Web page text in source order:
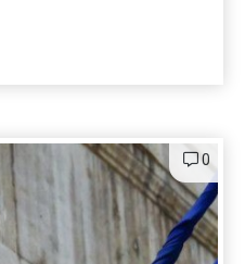
0